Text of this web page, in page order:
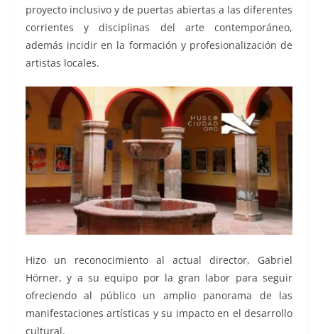
proyecto inclusivo y de puertas abiertas a las diferentes
corrientes y disciplinas del arte contemporáneo,
además incidir en la formación y profesionalización de
artistas locales.
Hizo un reconocimiento al actual director, Gabriel
Hörner, y a su equipo por la gran labor para seguir
ofreciendo al público un amplio panorama de las
manifestaciones artísticas y su impacto en el desarrollo
cultural.